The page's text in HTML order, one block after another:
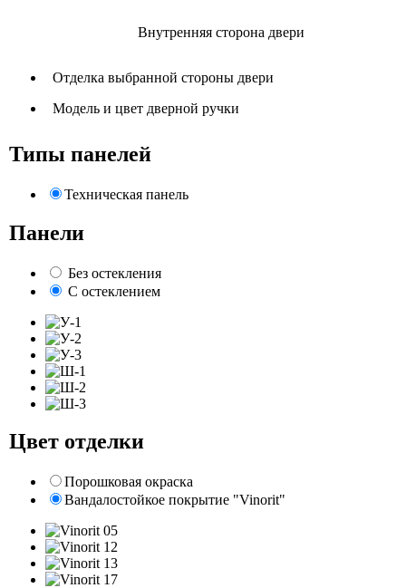
Внутренняя сторона двери
Отделка выбранной стороны двери
Модель и цвет дверной ручки
Типы панелей
Техническая панель
Панели
Без остекления
С остеклением
Цвет отделки
Порошковая окраска
Вандалостойкое покрытие "Vinorit"